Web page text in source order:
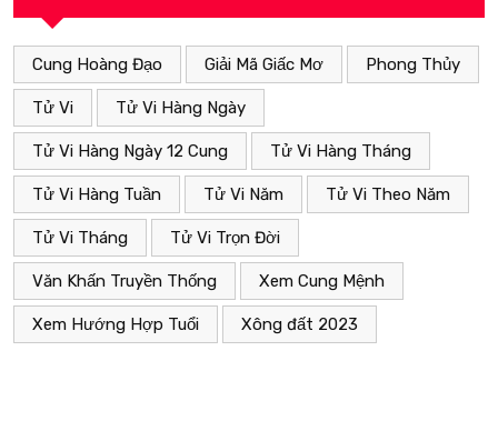
Cung Hoàng Đạo Giải Mã Giấc Mơ Phong Thủy
Tử Vi Tử Vi Hàng Ngày
Tử Vi Hàng Ngày 12 Cung Tử Vi Hàng Tháng
Tử Vi Hàng Tuần Tử Vi Năm Tử Vi Theo Năm
Tử Vi Tháng Tử Vi Trọn Đời
Văn Khấn Truyền Thống Xem Cung Mệnh
Xem Hướng Hợp Tuổi Xông đất 2023